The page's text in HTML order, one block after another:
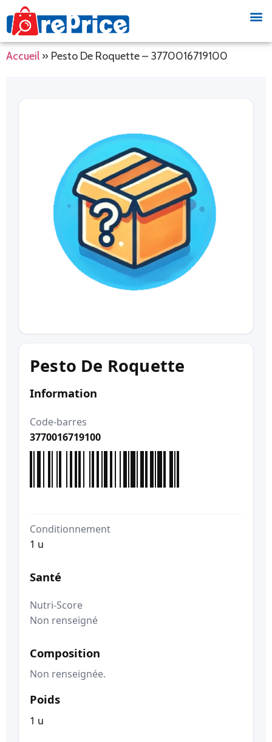
Accueil » Pesto De Roquette – 3770016719100
Pesto De Roquette
Information
Code-barres
3770016719100
Conditionnement
1 u
Santé
Nutri-Score
Non renseigné
Composition
Non renseignée.
Poids
1 u